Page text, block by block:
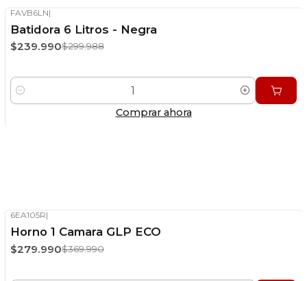
-20% OFF
Stock disponible
FAVB6LN|
Batidora 6 Litros - Negra
$239.990$299.988
Cantidad
Comprar ahora
OFF
Stock disponible
6EA105R|
Horno 1 Camara GLP ECO
$279.990$369.990